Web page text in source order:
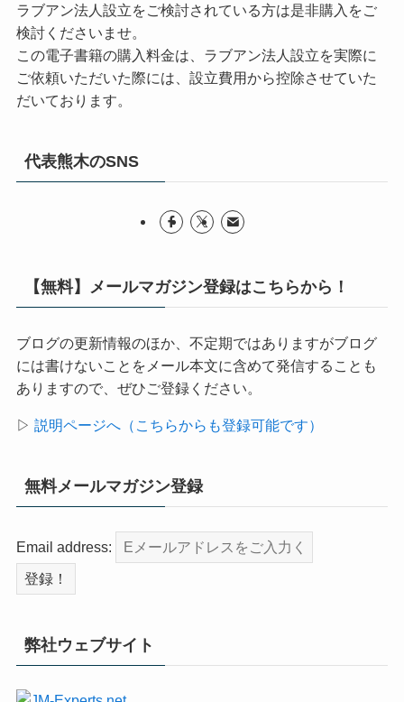
ラブアン法人設立をご検討されている方は是非購入をご
検討くださいませ。
この電子書籍の購入料金は、ラブアン法人設立を実際に
ご依頼いただいた際には、設立費用から控除させていた
だいております。
代表熊木のSNS
【無料】メールマガジン登録はこちらから！
ブログの更新情報のほか、不定期ではありますがブログ
には書けないことをメール本文に含めて発信することも
ありますので、ぜひご登録ください。
▷ 説明ページへ（こちらからも登録可能です）
無料メールマガジン登録
Email address:
弊社ウェブサイト